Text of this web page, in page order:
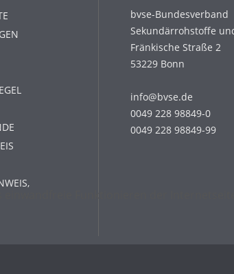
bvse-Bundesverband
Sekundärrohstoffe
Fränkische Straße 2
53229 Bonn
info@bvse.de
0049 228 98849-0
0049 228 98849-99
Funktionieren der